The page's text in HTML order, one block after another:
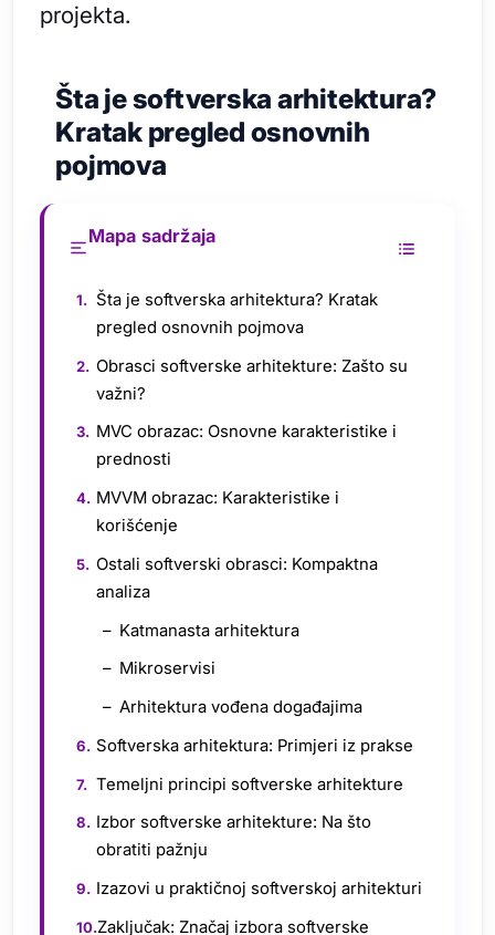
projekta.
Šta je softverska arhitektura?
Kratak pregled osnovnih
pojmova
Mapa sadržaja
Šta je softverska arhitektura? Kratak
pregled osnovnih pojmova
Obrasci softverske arhitekture: Zašto su
važni?
MVC obrazac: Osnovne karakteristike i
prednosti
MVVM obrazac: Karakteristike i
korišćenje
Ostali softverski obrasci: Kompaktna
analiza
Katmanasta arhitektura
Mikroservisi
Arhitektura vođena događajima
Softverska arhitektura: Primjeri iz prakse
Temeljni principi softverske arhitekture
Izbor softverske arhitekture: Na što
obratiti pažnju
Izazovi u praktičnoj softverskoj arhitekturi
Zaključak: Značaj izbora softverske